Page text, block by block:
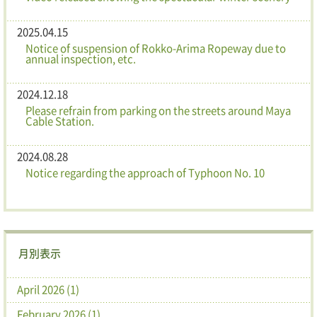
2025.04.15
Notice of suspension of Rokko-Arima Ropeway due to
annual inspection, etc.
2024.12.18
Please refrain from parking on the streets around Maya
Cable Station.
2024.08.28
Notice regarding the approach of Typhoon No. 10
月別表示
April 2026 (1)
February 2026 (1)